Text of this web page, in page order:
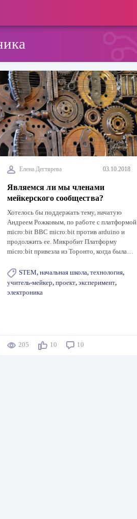
Елена Дегтярева 03.10.2018
Являемся ли мы членами
мейкерского сообщества?
Хотелось бы поддержать тему, начатую
Андреем Рожковым, по работе с платформой
micro:bit BBC micro:bit против arduino и
продолжить ее. Микробит Платформу
micro:bit привезла из Торонто, когда была…
STEM, начальная школа, технология,
учитель-мейкер, проект, эксперимент,
электроника
205 10 10